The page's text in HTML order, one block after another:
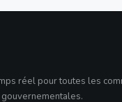
réel pour toutes les